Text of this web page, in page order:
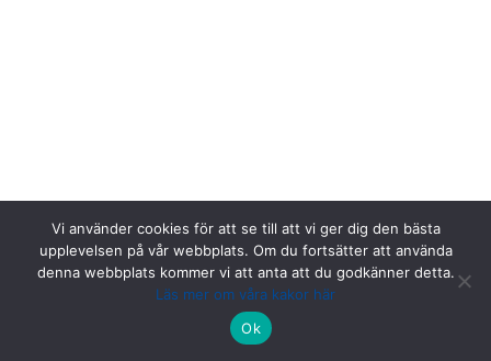
Riksstroke, Målpunkt PA rum 1013, Norrlands universitetssjukhus,
Vi använder cookies för att se till att vi ger dig den bästa
upplevelsen på vår webbplats. Om du fortsätter att använda
denna webbplats kommer vi att anta att du godkänner detta.
Läs mer om våra kakor här
Ok